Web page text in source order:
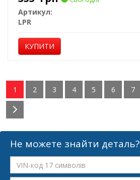
Артикул:
LPR
КУПИТИ
1 2 3 4 5 6 7
Не можете знайти деталь?